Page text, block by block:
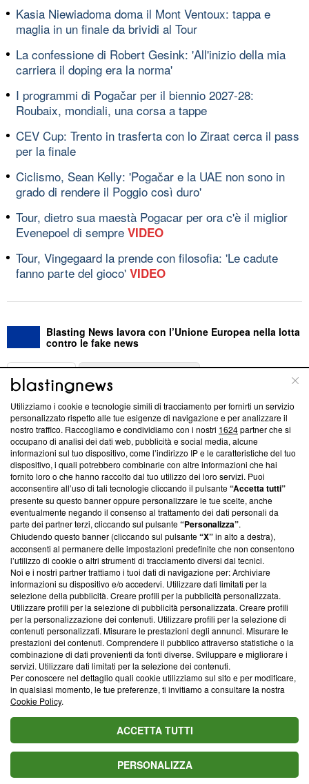
Kasia Niewiadoma doma il Mont Ventoux: tappa e
maglia in un finale da brividi al Tour
La confessione di Robert Gesink: 'All'inizio della mia
carriera il doping era la norma'
I programmi di Pogačar per il biennio 2027-28:
Roubaix, mondiali, una corsa a tappe
CEV Cup: Trento in trasferta con lo Ziraat cerca il pass
per la finale
Ciclismo, Sean Kelly: 'Pogačar e la UAE non sono in
grado di rendere il Poggio così duro'
Tour, dietro sua maestà Pogacar per ora c'è il miglior
Evenepoel di sempre VIDEO
Tour, Vingegaard la prende con filosofia: 'Le cadute
fanno parte del gioco' VIDEO
Blasting News lavora con l’Unione Europea nella lotta
contro le fake news
ABOUT
Questa sezione offre informazioni trasparenti su Blasting
News, sui nostri processi editoriali e su come ci impegniamo a
creare news di qualità. Inoltre, afferma la nostra aderenza a
‘Trust Project - News with Integrity’Blasting News non è
ancora membro del programma, ma ha richiesto di farne
parte; Trust Project non ha ancora effettuato una verifica di
conformità agli standard.
Su di noi
Team editoriale
Corporate
Redazione
Informativa Privacy
Cookie Policy
Blasting SA, IDI CHE-247.845.224, Via Carlo Frasca, 3 - 6900
Lugano (Svizzera) Tel:+39 0690258937
© 2026 Blasting News
Utilizziamo i cookie e tecnologie simili di tracciamento per fornirti un servizio
personalizzato rispetto alle tue esigenze di navigazione e per analizzare il
nostro traffico. Raccogliamo e condividiamo con i nostri 1624partner che si
occupano di analisi dei dati web, pubblicità e social media, alcune
informazioni sul tuo dispositivo, come l’indirizzo IP e le caratteristiche del tuo
dispositivo, i quali potrebbero combinarle con altre informazioni che hai
fornito loro o che hanno raccolto dal tuo utilizzo dei loro servizi. Puoi
acconsentire all’uso di tali tecnologie cliccando il pulsante“Accetta tutti”
presente su questo banner oppure personalizzare le tue scelte, anche
eventualmente negando il consenso al trattamento dei dati personali da
parte dei partner terzi, cliccando sul pulsante“Personalizza”.
Chiudendo questo banner (cliccando sul pulsante“X”in alto a destra),
acconsenti al permanere delle impostazioni predefinite che non consentono
l’utilizzo di cookie o altri strumenti di tracciamento diversi dai tecnici.
Noi e i nostri partner trattiamo i tuoi dati di navigazione per: Archiviare
informazioni su dispositivo e/o accedervi. Utilizzare dati limitati per la
selezione della pubblicità. Creare profili per la pubblicità personalizzata.
Utilizzare profili per la selezione di pubblicità personalizzata. Creare profili
per la personalizzazione dei contenuti. Utilizzare profili per la selezione di
contenuti personalizzati. Misurare le prestazioni degli annunci. Misurare le
prestazioni dei contenuti. Comprendere il pubblico attraverso statistiche o la
combinazione di dati provenienti da fonti diverse. Sviluppare e migliorare i
servizi. Utilizzare dati limitati per la selezione dei contenuti.
Per conoscere nel dettaglio quali cookie utilizziamo sul sito e per modificare,
in qualsiasi momento, le tue preferenze, ti invitiamo a consultare la nostra
Cookie Policy.
ACCETTA TUTTI
PERSONALIZZA